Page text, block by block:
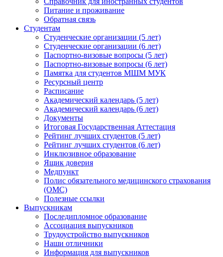
Питание и проживание
Обратная связь
Студентам
Студенческие организации (5 лет)
Студенческие организации (6 лет)
Паспортно-визовые вопросы (5 лет)
Паспортно-визовые вопросы (6 лет)
Памятка для студентов МШМ МУК
Ресурсный центр
Расписание
Академический календарь (5 лет)
Академический календарь (6 лет)
Документы
Итоговая Государственная Аттестация
Рейтинг лучших студентов (5 лет)
Рейтинг лучших студентов (6 лет)
Инклюзивное образование
Ящик доверия
Медпункт
Полис обязательного медицинского страхования
(ОМС)
Полезные ссылки
Выпускникам
Последипломное образование
Ассоциация выпускников
Трудоустройство выпускников
Наши отличники
Информация для выпускников